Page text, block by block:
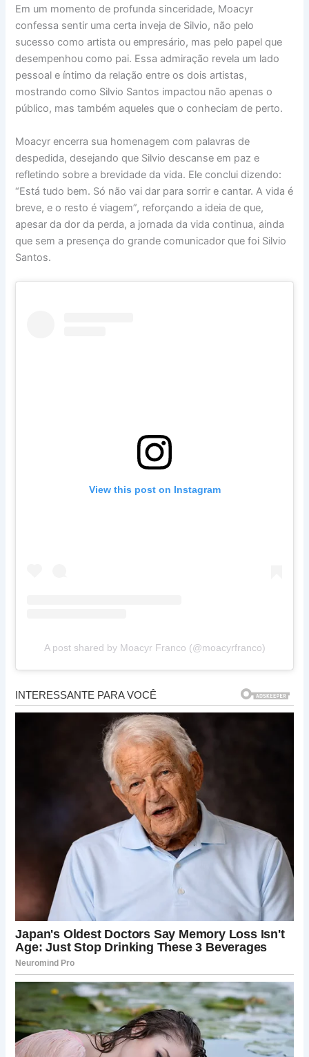
Em um momento de profunda sinceridade, Moacyr
confessa sentir uma certa inveja de Silvio, não pelo
sucesso como artista ou empresário, mas pelo papel que
desempenhou como pai. Essa admiração revela um lado
pessoal e íntimo da relação entre os dois artistas,
mostrando como Silvio Santos impactou não apenas o
público, mas também aqueles que o conheciam de perto.
Moacyr encerra sua homenagem com palavras de
despedida, desejando que Silvio descanse em paz e
refletindo sobre a brevidade da vida. Ele conclui dizendo:
“Está tudo bem. Só não vai dar para sorrir e cantar. A vida é
breve, e o resto é viagem”, reforçando a ideia de que,
apesar da dor da perda, a jornada da vida continua, ainda
que sem a presença do grande comunicador que foi Silvio
Santos.
View this post on Instagram
A post shared by Moacyr Franco (@moacyrfranco)